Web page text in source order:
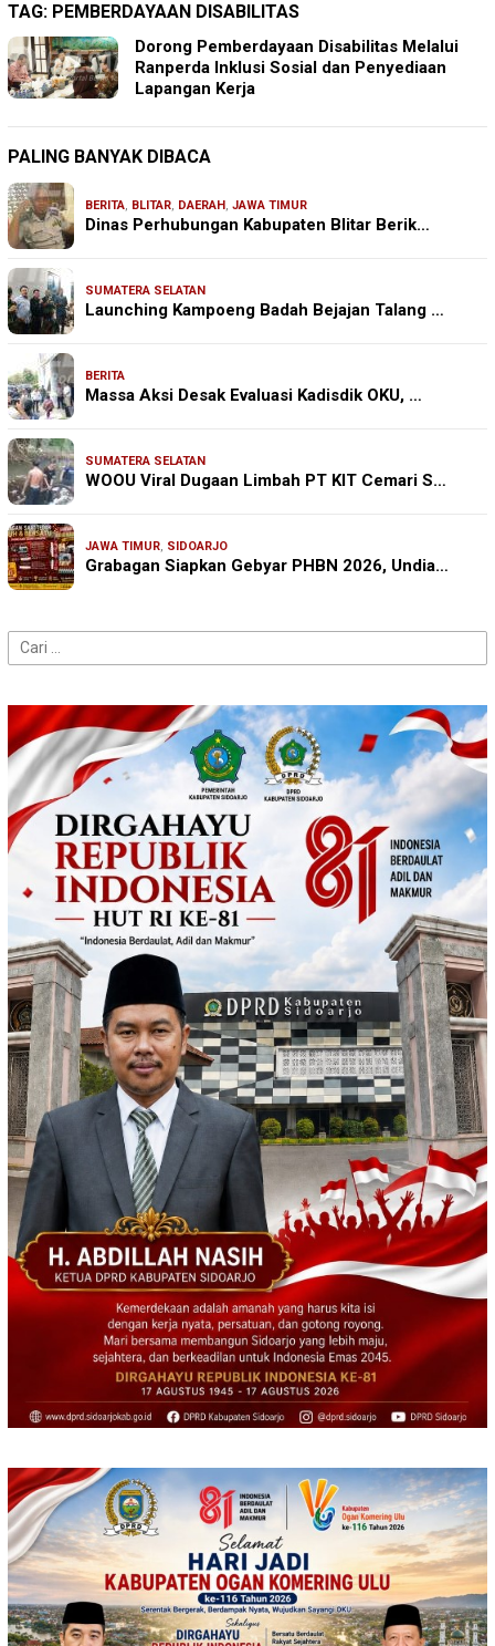
TAG: PEMBERDAYAAN DISABILITAS
Dorong Pemberdayaan Disabilitas Melalui
Ranperda Inklusi Sosial dan Penyediaan
Lapangan Kerja
PALING BANYAK DIBACA
BERITA, BLITAR, DAERAH , JAWA TIMUR
Dinas Perhubungan Kabupaten Blitar Berik…
SUMATERA SELATAN
Launching Kampoeng Badah Bejajan Talang …
BERITA
Massa Aksi Desak Evaluasi Kadisdik OKU, …
SUMATERA SELATAN
WOOU Viral Dugaan Limbah PT KIT Cemari S…
JAWA TIMUR, SIDOARJO
Grabagan Siapkan Gebyar PHBN 2026, Undia…
Cari
untuk: